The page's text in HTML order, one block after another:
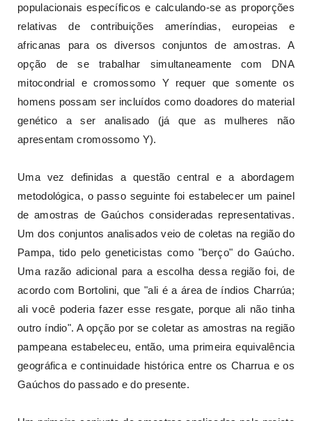
populacionais específicos e calculando-se as proporções
relativas de contribuições ameríndias, europeias e
africanas para os diversos conjuntos de amostras. A
opção de se trabalhar simultaneamente com DNA
mitocondrial e cromossomo Y requer que somente os
homens possam ser incluídos como doadores do material
genético a ser analisado (já que as mulheres não
apresentam cromossomo Y).
Uma vez definidas a questão central e a abordagem
metodológica, o passo seguinte foi estabelecer um painel
de amostras de Gaúchos consideradas representativas.
Um dos conjuntos analisados veio de coletas na região do
Pampa, tido pelo geneticistas como "berço" do Gaúcho.
Uma razão adicional para a escolha dessa região foi, de
acordo com Bortolini, que "ali é a área de índios Charrúa;
ali você poderia fazer esse resgate, porque ali não tinha
outro índio". A opção por se coletar as amostras na região
pampeana estabeleceu, então, uma primeira equivalência
geográfica e continuidade histórica entre os Charrua e os
Gaúchos do passado e do presente.